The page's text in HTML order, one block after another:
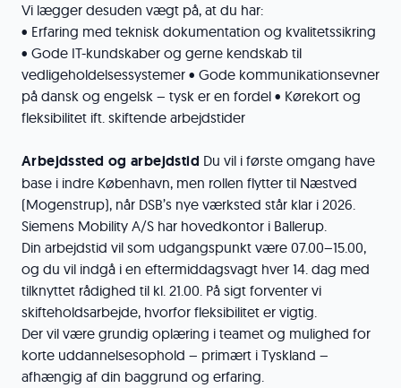
Vi lægger desuden vægt på, at du har:
• Erfaring med teknisk dokumentation og kvalitetssikring
• Gode IT-kundskaber og gerne kendskab til
vedligeholdelsessystemer • Gode kommunikationsevner
på dansk og engelsk – tysk er en fordel • Kørekort og
fleksibilitet ift. skiftende arbejdstider
Arbejdssted og arbejdstid Du vil i første omgang have
base i indre København, men rollen flytter til Næstved
(Mogenstrup), når DSB’s nye værksted står klar i 2026.
Siemens Mobility A/S har hovedkontor i Ballerup.
Din arbejdstid vil som udgangspunkt være 07.00–15.00,
og du vil indgå i en eftermiddagsvagt hver 14. dag med
tilknyttet rådighed til kl. 21.00. På sigt forventer vi
skifteholdsarbejde, hvorfor fleksibilitet er vigtig.
Der vil være grundig oplæring i teamet og mulighed for
korte uddannelsesophold – primært i Tyskland –
afhængig af din baggrund og erfaring.